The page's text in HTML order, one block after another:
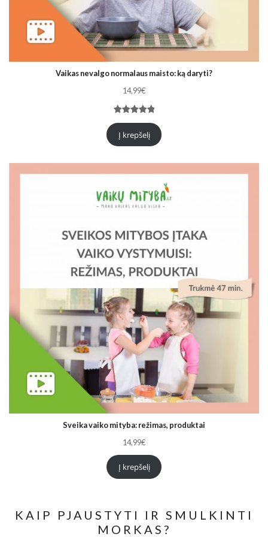
Vaikas nevalgo normalaus maisto: ką daryti?
14,99€
5.00iš 5
(viso
Į krepšelį
Sveika vaiko mityba: režimas, produktai
14,99€
Į krepšelį
KAIP PJAUSTYTI IR SMULKINTI
MORKAS?